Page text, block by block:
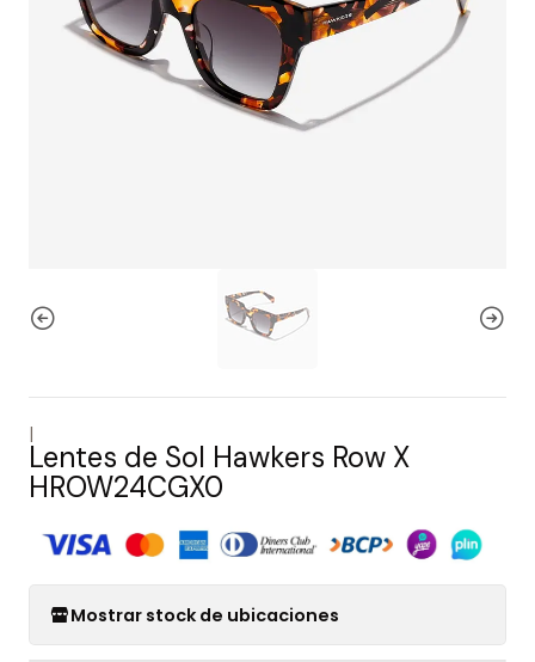
|
Lentes de Sol Hawkers Row X
HROW24CGX0
Mostrar stock de ubicaciones